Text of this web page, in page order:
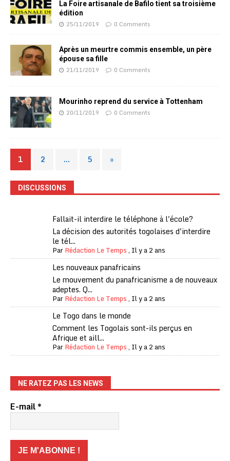
La Foire artisanale de Bafilo tient sa troisième
édition
25/11/2019 0 Comments
Après un meurtre commis ensemble, un père
épouse sa fille
21/11/2019 0 Comments
Mourinho reprend du service à Tottenham
20/11/2019 0 Comments
1 2 … 5 »
DISCUSSIONS
Fallait-il interdire le téléphone à l'école?
La décision des autorités togolaises d'interdire
le tél...
ParRédaction Le Temps, Il y a 2 ans
Les nouveaux panafricains
Le mouvement du panafricanisme a de nouveaux
adeptes. Q...
ParRédaction Le Temps, Il y a 2 ans
Le Togo dans le monde
Comment les Togolais sont-ils perçus en
Afrique et aill...
ParRédaction Le Temps, Il y a 2 ans
NE RATEZ PAS LES NEWS
E-mail*